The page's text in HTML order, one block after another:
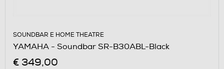
SOUNDBAR E HOME THEATRE
YAMAHA - Soundbar SR-B30ABL-Black
€ 349,00